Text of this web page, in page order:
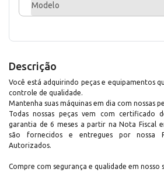
Modelo
Descrição
Você está adquirindo peças e equipamentos
controle de qualidade.
Mantenha suas máquinas em dia com nossas
Todas nossas peças vem com certificado
garantia de 6 meses a partir na Nota Fiscal
são fornecidos e entregues por nossa
Autorizados.
Compre com segurança e qualidade em nosso